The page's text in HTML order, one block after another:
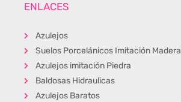
ENLACES
Azulejos
Suelos Porcelánicos Imitación Madera
Azulejos imitación Piedra
Baldosas Hidraulicas
Azulejos Baratos